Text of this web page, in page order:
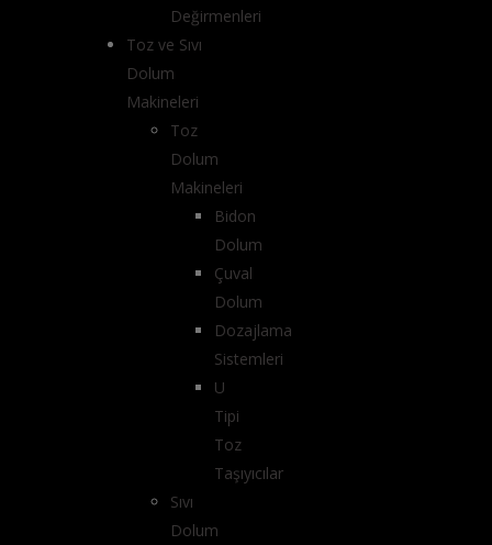
Değirmenleri
Toz ve Sıvı
Dolum
Makineleri
Toz
Dolum
Makineleri
Bidon
Dolum
Çuval
Dolum
Dozajlama
Sistemleri
U
Tipi
Toz
Taşıyıcılar
Sıvı
Dolum